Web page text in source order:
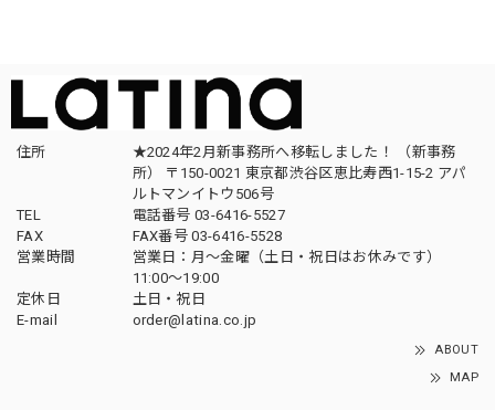
住所
★2024年2月新事務所へ移転しました！ （新事務
所） 〒150-0021 東京都渋谷区恵比寿西1-15-2 アパ
ルトマンイトウ506号
TEL
電話番号 03-6416-5527
FAX
FAX番号 03-6416-5528
営業時間
営業日：月〜金曜（土日・祝日はお休みです）
11:00〜19:00
定休日
土日・祝日
E-mail
order@latina.co.jp
ABOUT
MAP